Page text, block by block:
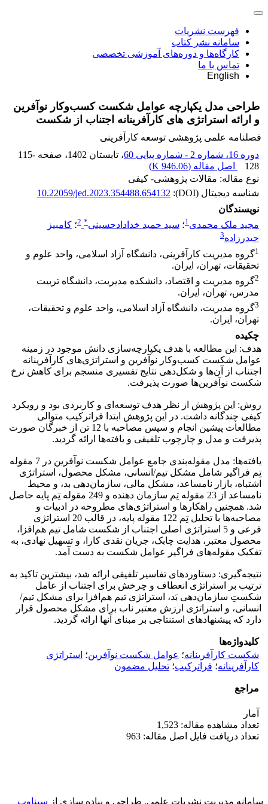
فهرست نشریات
سامانه نشر کتاب
کارگاه‌ها و دوره‌های آموزشی تخصصی
تماس با ما
English
طراحی مدل یکپارچه عوامل شکست کسب‌وکار نوآفرین
و ارائه استراتژی های کارآفرینانه اجتناب از شکست
فصلنامه علمی پژوهشی توسعه کارآفرینی
دوره 16، شماره 2 - شماره پیاپی 60
، تابستان 1402 ، صفحه 115-
128
اصل مقاله (946.06 K
)
نوع مقاله: مقالات پژوهشی- کیفی
شناسه دیجیتال (DOI):
10.22059/jed.2023.354488.654132
نویسندگان
مجید ملک محمدی1؛ سید حمید خدادادحسینی*
2؛ کامبیز
حیدرزاده3
1گروه مدیریت کارآفرینی، دانشگاه آزاد اسلامی، واحد علوم و
تحقیقات، تهران، ایران.
2گروه مدیریت و اقتصاد، دانشکده مدیریت، دانشگاه تربیت
مدرس، تهران، ایران.
3گروه مدیریت، دانشگاه آزاد اسلامی، واحد علوم و تحقیقات،
تهران، ایران.
چکیده
هدف: این مطالعه با هدف یکپارچه‌سازی دانش موجود در زمینه
عوامل شکست کسب‌وکار نوآفرین و استراتژی‌های کارآفرینانه
اجتناب از آن‌ها و شکل‌دهی نتایج تفسیری منسجم برای کاهش نرخ
شکست نوآفرین‌ها صورت پذیرفت.
روش: این پژوهش از نظر هدف توسعه‌ای و کاربردی بود و رویکرد
کیفی چندگانه داشت. در این پژوهش ابتدا فراترکیب متوالی
مطالعات پیشین انجام و سپس مصاحبه با 12 تن از خبرگان صورت
پذیرفت و مدل و چارچوب تلفیقی و یافته‌ها ارائه گردید.
یافته‌ها: مدل مقوله‌بندی جامع عوامل شکست نوآفرین در 7 مقوله
تِم فراگیر شامل مشکل تیم/انسانی، مشکل محصول، استراتژی
اشتباه، بازار نامساعد، مشکل مالی، سازمان‌دهی بد، و محیط
نامساعد از 23 مقوله تِم سازمان دهنده و 249 مقوله تِم پایه حاصل
شد. همچنین راهکارها و استراتژی‌های مطروحه در ادبیات و
مصاحبه‌ها با تحلیل تِم 122 مقوله پایه، در قالب 20 استراتژی
فرعی و 5 استراتژی اصلی اجتناب از شکست شامل تیم هم‌افزا،
محصول معتبر، هدایت چابک، جریان نقدی کارا، و تسهیل نهادی، به
تفکیک مقوله‌های فراگیر عوامل شکست به دست آمد.
نتیجه‌گیری: دستاوردهای تفاسیر تلفیقی ارائه شد، بیشترین تاکید به
ترتیب بر استراتژی انعطاف و چرخش برای اجتناب از عامل
شکستِ سازمان‌دهی بَد، استراتژی تیم هم‌افزا برای مشکل تیم/
انسانی، و استراتژی ارزش معتبر ناب برای مشکل محصول قرار
دارد که پیشنهادهای استنتاجی بر مبنای آنها ارائه گردید.
کلیدواژه‌ها
شکست کارآفرینانه؛ عوامل شکست نوآفرین؛ استراتژی
کارآفرینانه؛ فراترکیب؛ تحلیل مضمون
مراجع
آمار
تعداد مشاهده مقاله: 1,523
تعداد دریافت فایل اصل مقاله: 963
سامانه مدیریت نشریات علمی. طراحی و پیاده سازی از سیناوب